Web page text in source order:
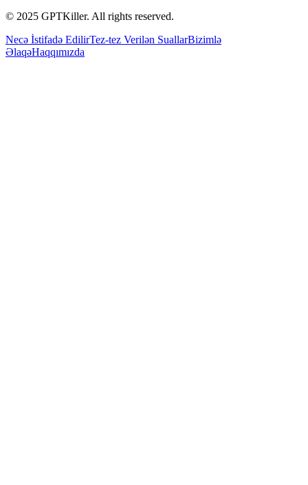
© 2025 GPTKiller. All rights reserved.
Necə İstifadə EdilirTez-tez Verilən SuallarBizimlə
ƏlaqəHaqqımızda